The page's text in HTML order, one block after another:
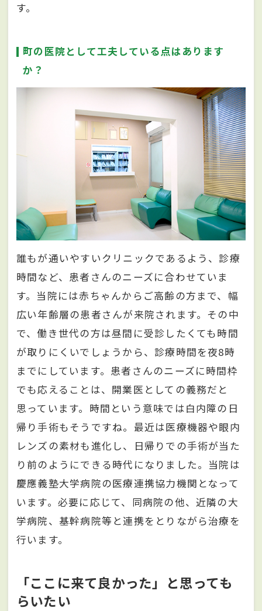
す。
町の医院として工夫している点はあります
か？
誰もが通いやすいクリニックであるよう、診療
時間など、患者さんのニーズに合わせていま
す。当院には赤ちゃんからご高齢の方まで、幅
広い年齢層の患者さんが来院されます。その中
で、働き世代の方は昼間に受診したくても時間
が取りにくいでしょうから、診療時間を夜8時
までにしています。患者さんのニーズに時間枠
でも応えることは、開業医としての義務だと
思っています。時間という意味では白内障の日
帰り手術もそうですね。最近は医療機器や眼内
レンズの素材も進化し、日帰りでの手術が当た
り前のようにできる時代になりました。当院は
慶應義塾大学病院の医療連携協力機関となって
います。必要に応じて、同病院の他、近隣の大
学病院、基幹病院等と連携をとりながら治療を
行います。
「ここに来て良かった」と思っても
らいたい